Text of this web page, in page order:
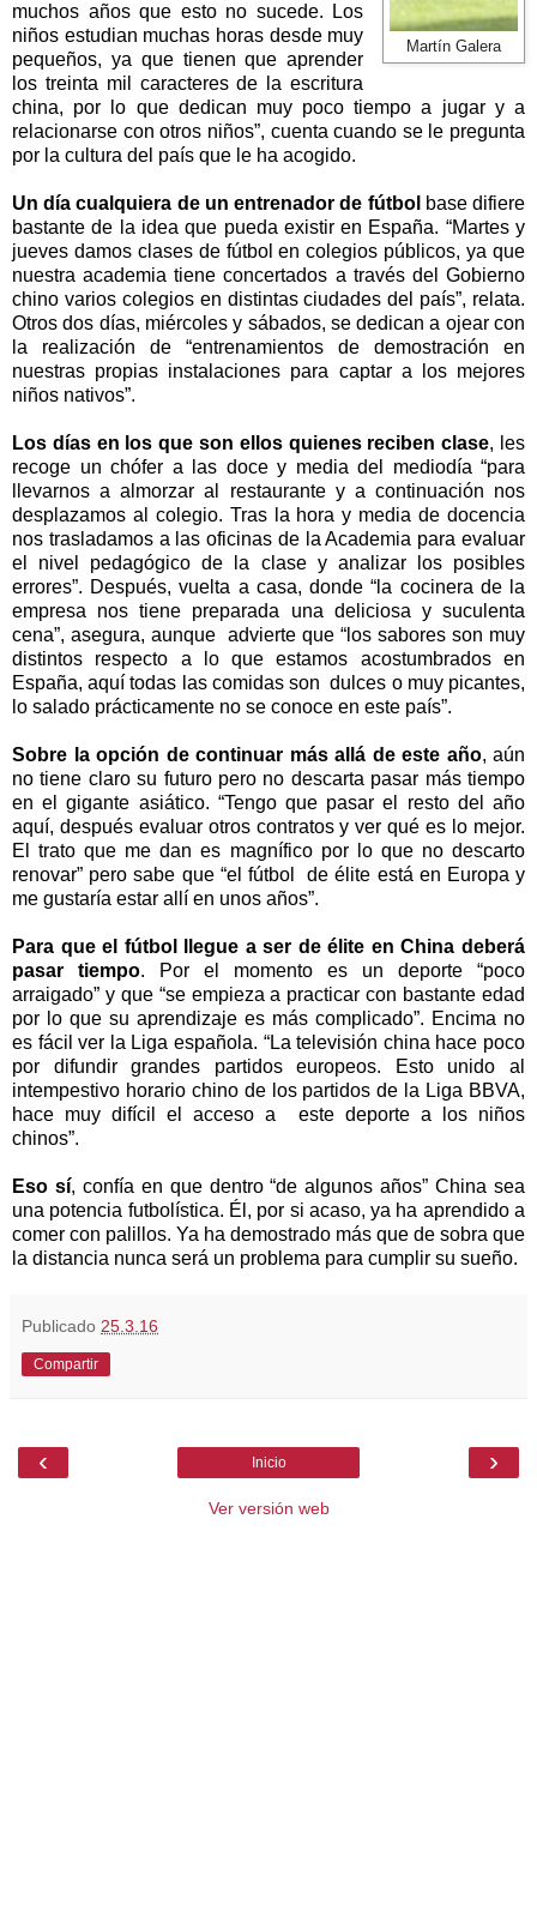
Martín Galera
muchos años que esto no sucede. Los
niños estudian muchas horas desde muy
pequeños, ya que tienen que aprender
los treinta mil caracteres de la escritura
china, por lo que dedican muy poco tiempo a jugar y a
relacionarse con otros niños”, cuenta cuando se le pregunta
por la cultura del país que le ha acogido.
Un día cualquiera de un entrenador de fútbol base difiere
bastante de la idea que pueda existir en España. “Martes y
jueves damos clases de fútbol en colegios públicos, ya que
nuestra academia tiene concertados a través del Gobierno
chino varios colegios en distintas ciudades del país”, relata.
Otros dos días, miércoles y sábados, se dedican a ojear con
la realización de “entrenamientos de demostración en
nuestras propias instalaciones para captar a los mejores
niños nativos”.
Los días en los que son ellos quienes reciben clase, les
recoge un chófer a las doce y media del mediodía “para
llevarnos a almorzar al restaurante y a continuación nos
desplazamos al colegio. Tras la hora y media de docencia
nos trasladamos a las oficinas de la Academia para evaluar
el nivel pedagógico de la clase y analizar los posibles
errores”. Después, vuelta a casa, donde “la cocinera de la
empresa nos tiene preparada una deliciosa y suculenta
cena”, asegura, aunque advierte que “los sabores son muy
distintos respecto a lo que estamos acostumbrados en
España, aquí todas las comidas son dulces o muy picantes,
lo salado prácticamente no se conoce en este país”.
Sobre la opción de continuar más allá de este año, aún
no tiene claro su futuro pero no descarta pasar más tiempo
en el gigante asiático. “Tengo que pasar el resto del año
aquí, después evaluar otros contratos y ver qué es lo mejor.
El trato que me dan es magnífico por lo que no descarto
renovar” pero sabe que “el fútbol de élite está en Europa y
me gustaría estar allí en unos años”.
Para que el fútbol llegue a ser de élite en China deberá
pasar tiempo. Por el momento es un deporte “poco
arraigado” y que “se empieza a practicar con bastante edad
por lo que su aprendizaje es más complicado”. Encima no
es fácil ver la Liga española. “La televisión china hace poco
por difundir grandes partidos europeos. Esto unido al
intempestivo horario chino de los partidos de la Liga BBVA,
hace muy difícil el acceso a este deporte a los niños
chinos”.
Eso sí, confía en que dentro “de algunos años” China sea
una potencia futbolística. Él, por si acaso, ya ha aprendido a
comer con palillos. Ya ha demostrado más que de sobra que
la distancia nunca será un problema para cumplir su sueño.
Publicado 25.3.16
Compartir
‹ ›
Inicio
Ver versión web